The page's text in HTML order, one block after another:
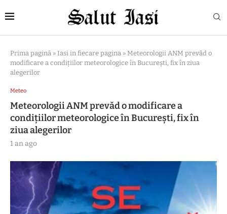
Prima pagină » Iasi in fiecare pagina » Meteorologii ANM prevăd o
modificare a condițiilor meteorologice în București, fix în ziua
alegerilor
Meteo
Meteorologii ANM prevăd o modificare a
condițiilor meteorologice în București, fix în
ziua alegerilor
1 an ago